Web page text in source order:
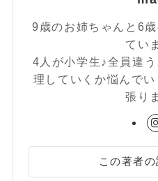
9歳のお姉ちゃんと6
てい
4人が小学生♪全員違
理していくか悩んで
張り
この著者